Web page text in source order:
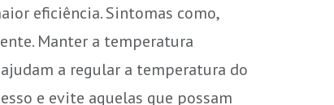
eficiência. Sintomas como,
Manter a temperatura
a regular a temperatura do
e evite aquelas que possam